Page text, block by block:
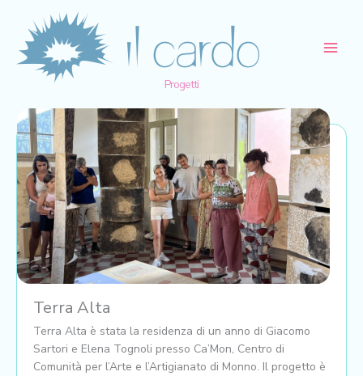
contenuto
Progetti
Terra Alta
Terra Alta è stata la residenza di un anno di Giacomo
Sartori e Elena Tognoli presso Ca’Mon, Centro di
Comunità per l’Arte e l’Artigianato di Monno. Il progetto è